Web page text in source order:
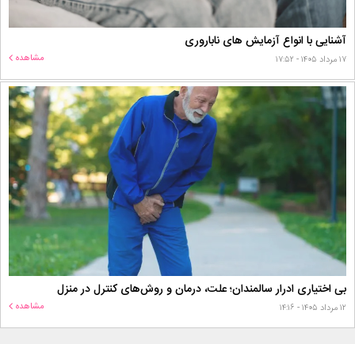
آشنایی با انواع آزمایش های ناباروری
۱۷ مرداد ۱۴۰۵ - ۱۷:۵۲ مشاهده
بی اختیاری ادرار سالمندان؛ علت، درمان و روش‌های کنترل در منزل
۱۲ مرداد ۱۴۰۵ - ۱۴:۱۶ مشاهده